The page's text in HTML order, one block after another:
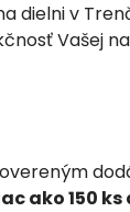
dielni v
Vašej
ako 150